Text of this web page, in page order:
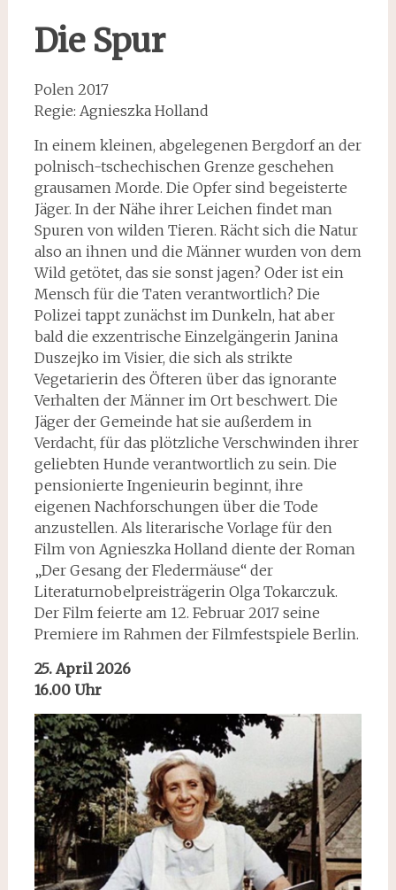
Die Spur
Polen 2017
Regie: Agnieszka Holland
In einem kleinen, abgelegenen Bergdorf an der
polnisch-tschechischen Grenze geschehen
grausamen Morde. Die Opfer sind begeisterte
Jäger. In der Nähe ihrer Leichen findet man
Spuren von wilden Tieren. Rächt sich die Natur
also an ihnen und die Männer wurden von dem
Wild getötet, das sie sonst jagen? Oder ist ein
Mensch für die Taten verantwortlich? Die
Polizei tappt zunächst im Dunkeln, hat aber
bald die exzentrische Einzelgängerin Janina
Duszejko im Visier, die sich als strikte
Vegetarierin des Öfteren über das ignorante
Verhalten der Männer im Ort beschwert. Die
Jäger der Gemeinde hat sie außerdem in
Verdacht, für das plötzliche Verschwinden ihrer
geliebten Hunde verantwortlich zu sein. Die
pensionierte Ingenieurin beginnt, ihre
eigenen Nachforschungen über die Tode
anzustellen. Als literarische Vorlage für den
Film von Agnieszka Holland diente der Roman
„Der Gesang der Fledermäuse“ der
Literaturnobelpreisträgerin Olga Tokarczuk.
Der Film feierte am 12. Februar 2017 seine
Premiere im Rahmen der Filmfestspiele Berlin.
25. April 2026
16.00 Uhr